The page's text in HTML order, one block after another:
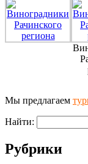
Мы предлагаем
Найти:
Рубрики